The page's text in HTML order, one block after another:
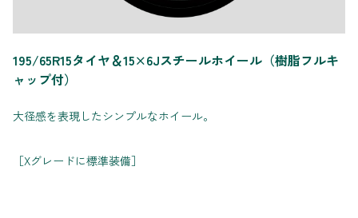
195/65R15タイヤ＆15×6Jスチールホイール（樹脂フルキ
ャップ付）
大径感を表現したシンプルなホイール。
［Xグレードに標準装備］